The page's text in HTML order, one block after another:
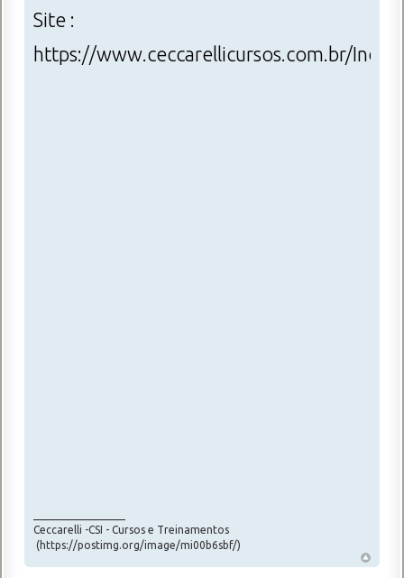
Site :
https://www.ceccarellicursos.com.br/
Ceccarelli -CSI - Cursos e Treinamentos
(https://postimg.org/image/mi00b6sbf/)